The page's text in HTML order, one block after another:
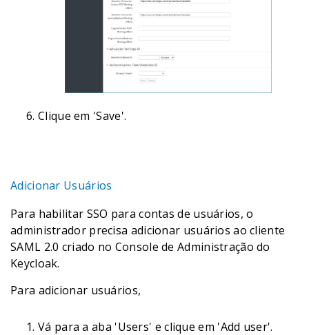
Clique em 'Save'.
Adicionar Usuários
Para habilitar SSO para contas de usuários, o
administrador precisa adicionar usuários ao cliente
SAML 2.0 criado no Console de Administração do
Keycloak.
Para adicionar usuários,
Vá para a aba 'Users' e clique em 'Add user'.